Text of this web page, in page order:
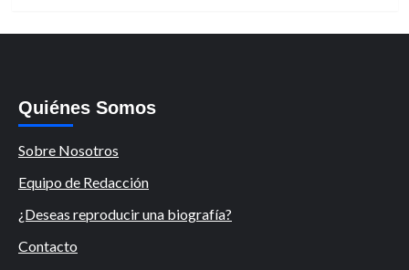
Quiénes Somos
Sobre Nosotros
Equipo de Redacción
¿Deseas reproducir una biografía?
Contacto